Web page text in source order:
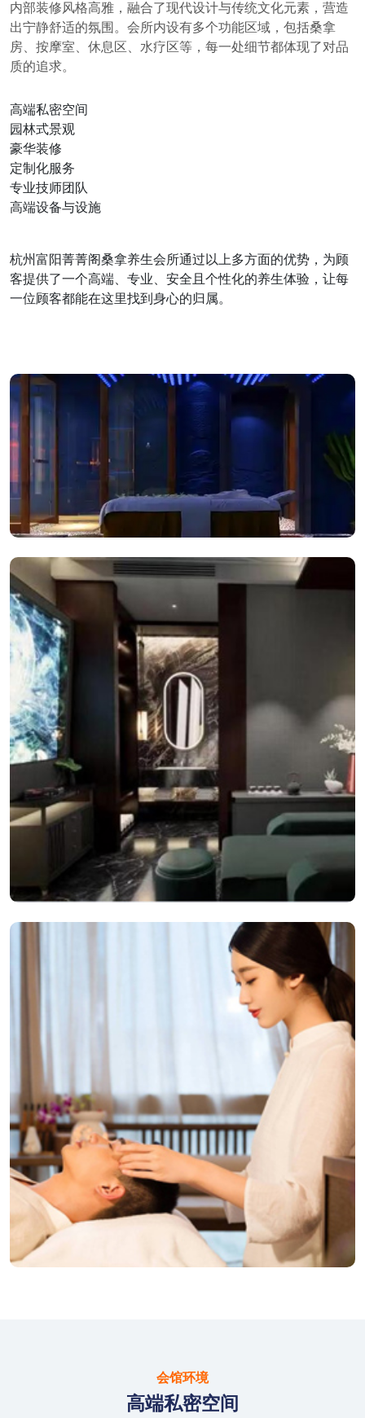
内部装修风格高雅，融合了现代设计与传统文化元素，营造
出宁静舒适的氛围。会所内设有多个功能区域，包括桑拿
房、按摩室、休息区、水疗区等，每一处细节都体现了对品
质的追求。
高端私密空间
园林式景观
豪华装修
定制化服务
专业技师团队
高端设备与设施
杭州富阳菁菁阁桑拿养生会所通过以上多方面的优势，为顾
客提供了一个高端、专业、安全且个性化的养生体验，让每
一位顾客都能在这里找到身心的归属。
会馆环境
高端私密空间